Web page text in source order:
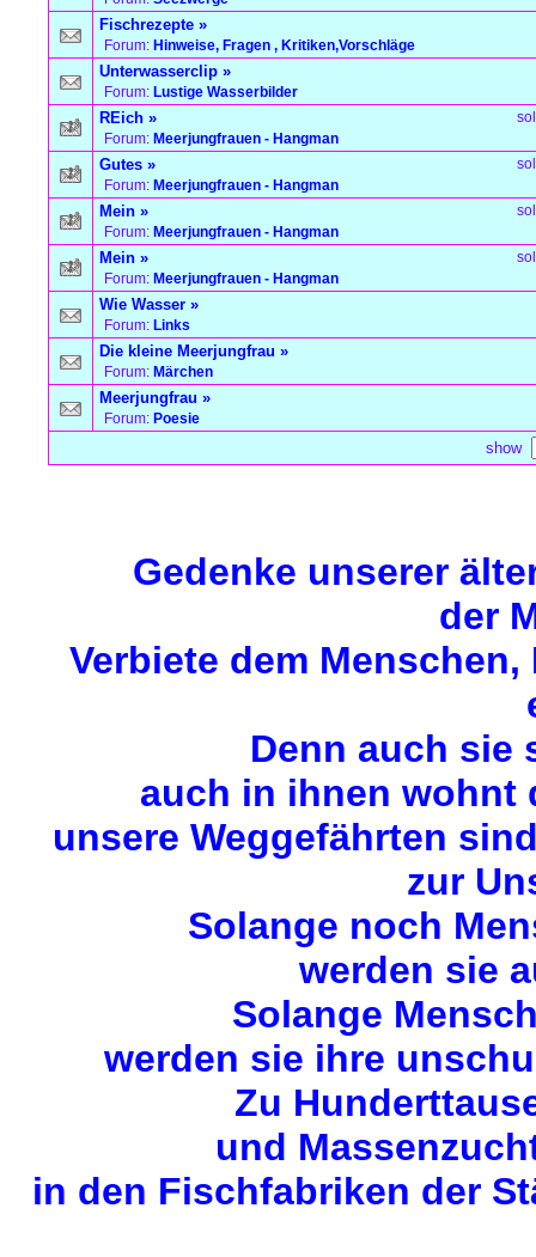
Fischrezepte »
Forum: Hinweise, Fragen , Kritiken,Vorschläge
Unterwasserclip »
Forum: Lustige Wasserbilder
REich »
Forum: Meerjungfrauen - Hangman
Gutes »
Forum: Meerjungfrauen - Hangman
Mein »
Forum: Meerjungfrauen - Hangman
Mein »
Forum: Meerjungfrauen - Hangman
Wie Wasser »
Forum: Links
Die kleine Meerjungfrau »
Forum: Märchen
Meerjungfrau »
Forum: Poesie
show
Gedenke unserer
der
Verbiete dem
Denn auch sie
auch in ihnen wohnt
unsere Weggefährten
zur
Solange noch
werden sie
Solange
werden sie ihre
Zu
und
in den Fischfabriken der